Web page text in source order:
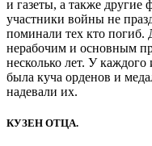
и газеты, а также
участники войны не
поминали тех кто
нерабочим и основным
несколько лет. У
была куча орденов и
надевали их.
КУЗЕН ОТЦА.